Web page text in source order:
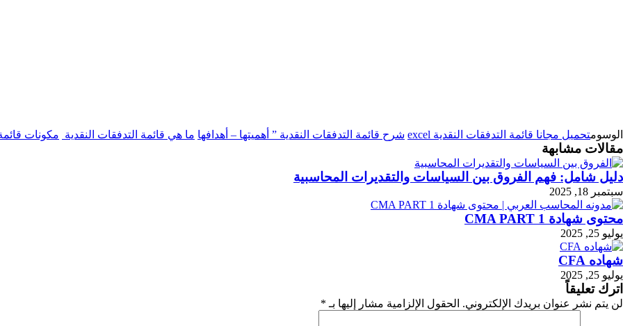
الوسومتحميل مجانا قائمة التدفقات النقدية excel شرح قائمة التدفقات النقدية ” أهميتها – أهدافها ما هي قائمة التدفقات النقدية مكونات
مقالات مشابهة
دليل شامل: فهم الفروق بين السياسات والتقديرات المحاسبية
سبتمبر 18, 2025
محتوى شهادة CMA PART 1
يوليو 25, 2025
شهاده CFA
يوليو 25, 2025
اترك تعليقاً
لن يتم نشر عنوان بريدك الإلكتروني. الحقول الإلزامية مشار إليها بـ *